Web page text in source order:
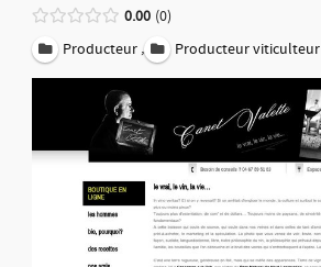
0.00 0
Producteur , Producteur viticulteur